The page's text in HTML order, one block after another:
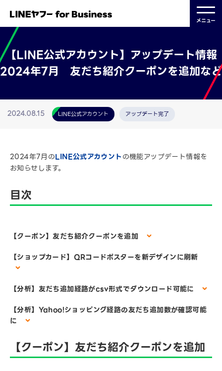
メニュー
【LINE公式アカウント】アップデート情報
2024年7月 友だち紹介クーポンを追加など
2024.08.15 LINE公式アカウント アップデート完了
2024年7月のLINE公式アカウントの機能アップデート情報を
お知らせします。
目次
【クーポン】友だち紹介クーポンを追加
【ショップカード】QRコードポスターを新デザインに刷新
【分析】友だち追加経路がcsv形式でダウンロード可能に
【分析】Yahoo!ショッピング経路の友だち追加数が確認可能
に
【クーポン】友だち紹介クーポンを追加